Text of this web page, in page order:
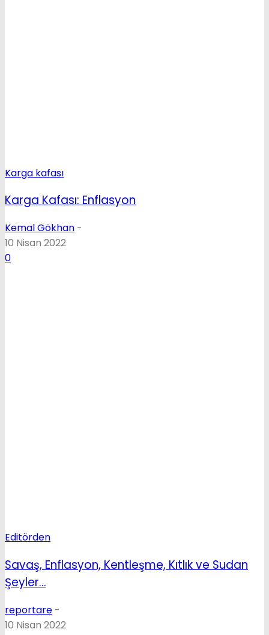
Karga kafası
Karga Kafası: Enflasyon
Kemal Gökhan -
10 Nisan 2022
0
Editörden
Savaş, Enflasyon, Kentleşme, Kıtlık ve Sudan
Şeyler…
reportare -
10 Nisan 2022